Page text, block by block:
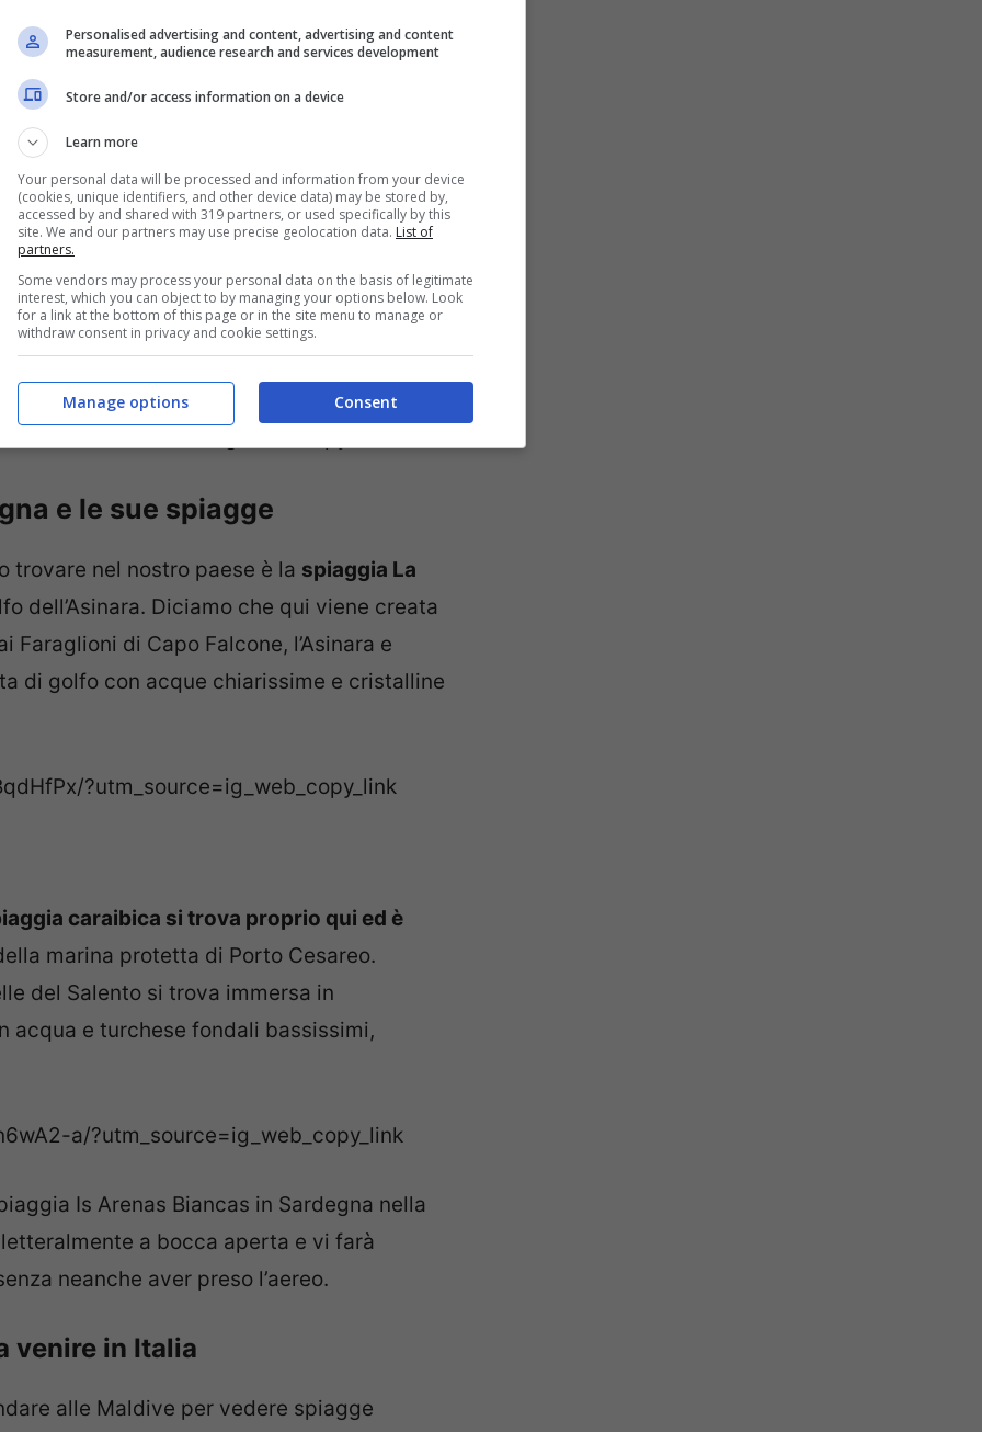
modo che più vi aggrada.
?utm_source=ig_web_copy_link
Lampedusa. Sonoi Caraibi della Sicilia,
anche
bianchissima e uno splendore che vi
È una Riserva Naturale Protetta e come
?utm_source=ig_web_copy_link
e le sue spiagge
trovare nel nostro paese è la spiaggia La
dell’Asinara. Diciamo che qui viene creata
di Capo Falcone, l’Asinara e
di golfo con acque chiarissime e cristalline
?utm_source=ig_web_copy_link
caraibica si trova proprio qui ed è
marina protetta di Porto Cesareo.
del Salento si trova immersa in
acqua e turchese fondali bassissimi,
a/?utm_source=ig_web_copy_link
Is Arenas Biancas in Sardegna nella
a bocca aperta e vi farà
neanche aver preso l’aereo.
venire in Italia
alle Maldive per vedere spiagge
Personalised advertising and content, advertising and content
measurement, audience research and services development
Store and/or access information on a device
Learn more
Your personal data will be processed and information from your device
(cookies, unique identifiers, and other device data) may be stored by,
accessed by and shared with 319 partners, or used specifically by this
site. We and our partners may use precise geolocation data. List of
partners.
Some vendors may process your personal data on the basis of legitimate
interest, which you can object to by managing your options below. Look
for a link at the bottom of this page or in the site menu to manage or
withdraw consent in privacy and cookie settings.
Consent
Manage options